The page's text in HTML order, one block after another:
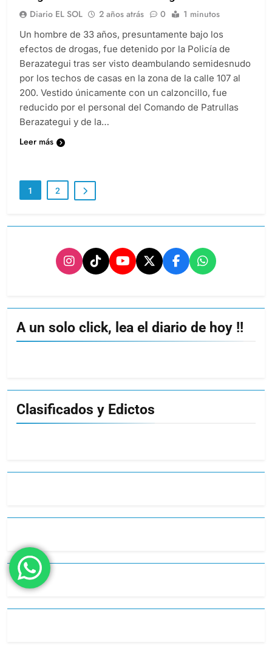
Diario EL SOL 2 años atrás 0 1 minutos
Un hombre de 33 años, presuntamente bajo los
efectos de drogas, fue detenido por la Policía de
Berazategui tras ser visto deambulando semidesnudo
por los techos de casas en la zona de la calle 107 al
200. Vestido únicamente con un calzoncillo, fue
reducido por el personal del Comando de Patrullas
Berazategui y de la…
Leer más
1 2
A un solo click, lea el diario de hoy !!
Clasificados y Edictos